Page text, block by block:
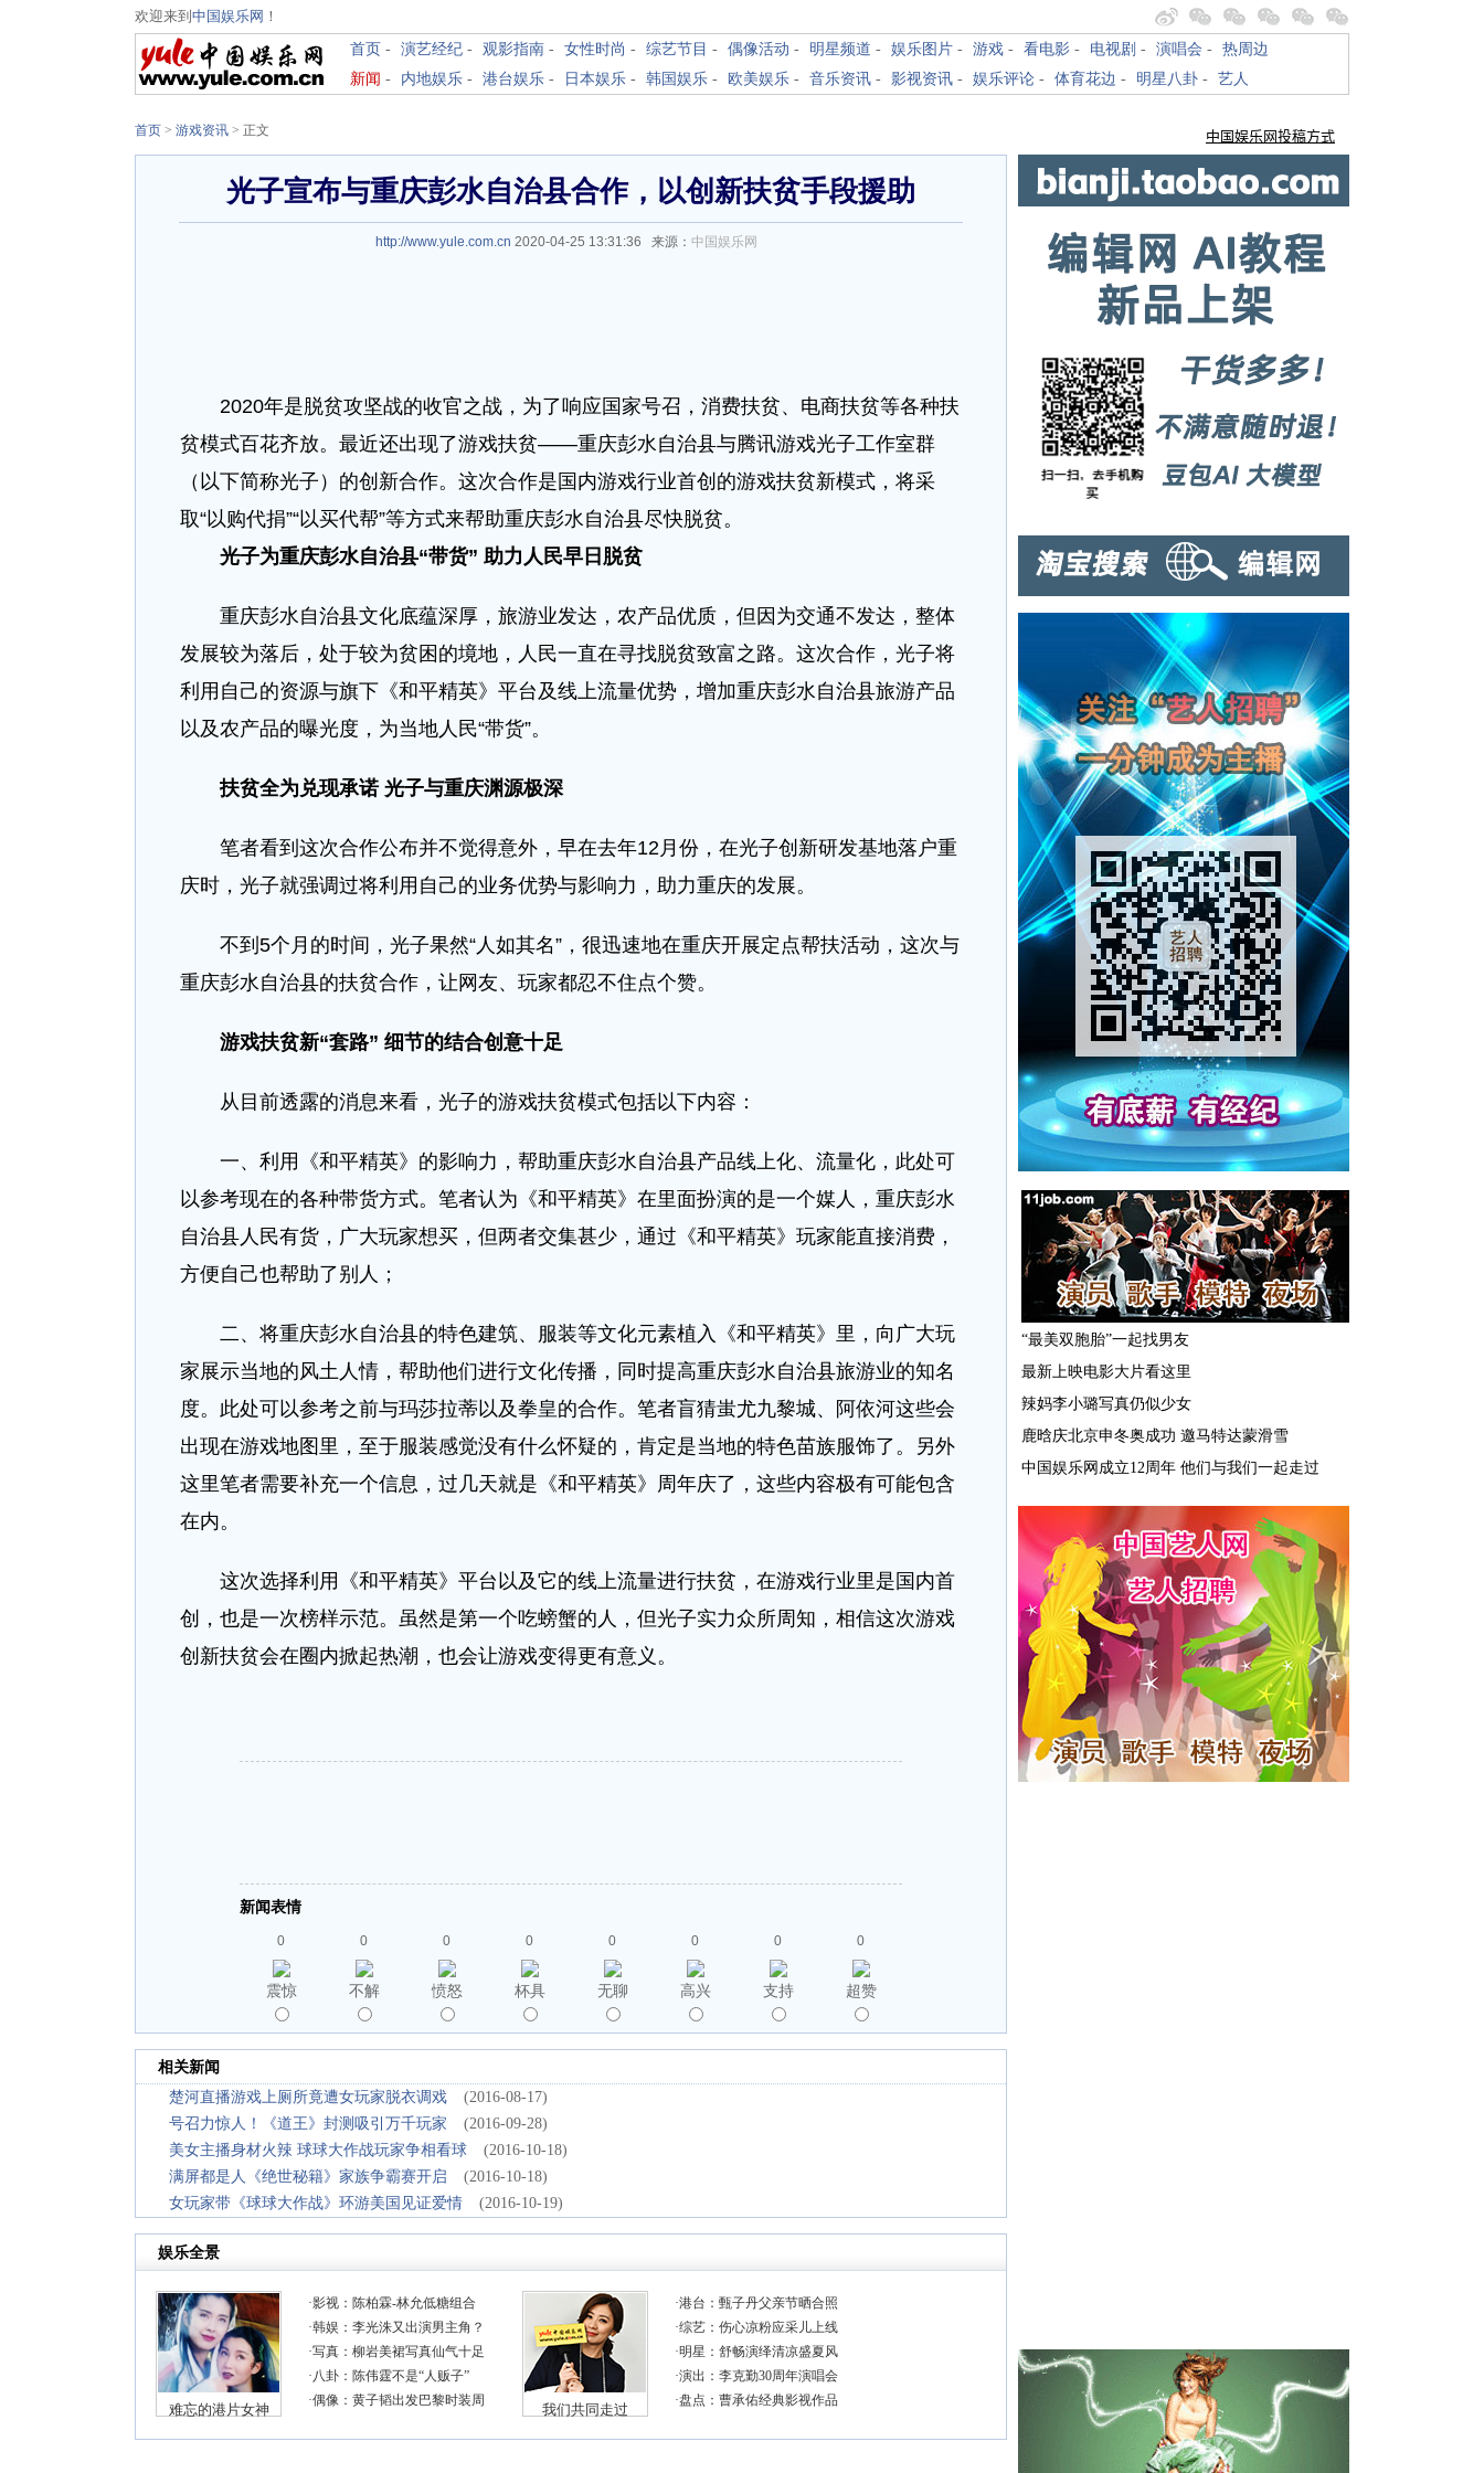
欢迎来到 中国娱乐网 ！
首页 - 演艺经纪 - 观影指南 - 女性时尚 - 综艺节目 - 偶像活动 - 明星频道 - 娱乐图片 - 游戏 - 看电影 - 电视剧 - 演唱会 - 热周边
新闻 - 内地娱乐 - 港台娱乐 - 日本娱乐 - 韩国娱乐 - 欧美娱乐 - 音乐资讯 - 影视资讯 - 娱乐评论 - 体育花边 - 明星八卦 - 艺人
首页 > 游戏资讯 > 正文
光子宣布与重庆彭水自治县合作，以创新扶贫手段援助
http://www.yule.com.cn 2020-04-25 13:31:36 来源： 中国娱乐网
2020年是脱贫攻坚战的收官之战，为了响应国家号召，消费扶贫、电商扶贫等各种扶
贫模式百花齐放。最近还出现了游戏扶贫——重庆彭水自治县与腾讯游戏光子工作室群
（以下简称光子）的创新合作。这次合作是国内游戏行业首创的游戏扶贫新模式，将采
取“以购代捐”“以买代帮”等方式来帮助重庆彭水自治县尽快脱贫。
光子为重庆彭水自治县“带货” 助力人民早日脱贫
重庆彭水自治县文化底蕴深厚，旅游业发达，农产品优质，但因为交通不发达，整体
发展较为落后，处于较为贫困的境地，人民一直在寻找脱贫致富之路。这次合作，光子将
利用自己的资源与旗下《和平精英》平台及线上流量优势，增加重庆彭水自治县旅游产品
以及农产品的曝光度，为当地人民“带货”。
扶贫全为兑现承诺 光子与重庆渊源极深
笔者看到这次合作公布并不觉得意外，早在去年12月份，在光子创新研发基地落户重
庆时，光子就强调过将利用自己的业务优势与影响力，助力重庆的发展。
不到5个月的时间，光子果然“人如其名”，很迅速地在重庆开展定点帮扶活动，这次与
重庆彭水自治县的扶贫合作，让网友、玩家都忍不住点个赞。
游戏扶贫新“套路” 细节的结合创意十足
从目前透露的消息来看，光子的游戏扶贫模式包括以下内容：
一、利用《和平精英》的影响力，帮助重庆彭水自治县产品线上化、流量化，此处可
以参考现在的各种带货方式。笔者认为《和平精英》在里面扮演的是一个媒人，重庆彭水
自治县人民有货，广大玩家想买，但两者交集甚少，通过《和平精英》玩家能直接消费，
方便自己也帮助了别人；
二、将重庆彭水自治县的特色建筑、服装等文化元素植入《和平精英》里，向广大玩
家展示当地的风土人情，帮助他们进行文化传播，同时提高重庆彭水自治县旅游业的知名
度。此处可以参考之前与玛莎拉蒂以及拳皇的合作。笔者盲猜蚩尤九黎城、阿依河这些会
出现在游戏地图里，至于服装感觉没有什么怀疑的，肯定是当地的特色苗族服饰了。另外
这里笔者需要补充一个信息，过几天就是《和平精英》周年庆了，这些内容极有可能包含
在内。
这次选择利用《和平精英》平台以及它的线上流量进行扶贫，在游戏行业里是国内首
创，也是一次榜样示范。虽然是第一个吃螃蟹的人，但光子实力众所周知，相信这次游戏
创新扶贫会在圈内掀起热潮，也会让游戏变得更有意义。
新闻表情
0
震惊
0
不解
0
愤怒
0
杯具
0
无聊
0
高兴
0
支持
0
超赞
相关新闻
楚河直播游戏上厕所竟遭女玩家脱衣调戏
(2016-08-17)
号召力惊人！《道王》封测吸引万千玩家
(2016-09-28)
美女主播身材火辣 球球大作战玩家争相看球
(2016-10-18)
满屏都是人《绝世秘籍》家族争霸赛开启
(2016-10-18)
女玩家带《球球大作战》环游美国见证爱情
(2016-10-19)